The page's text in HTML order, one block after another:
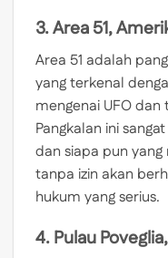
3. Area 51,
Area 51 adalah
yang terkenal
mengenai UFO
Pangkalan ini
dan siapa pun
tanpa izin akan
hukum yang serius.
4. Pulau